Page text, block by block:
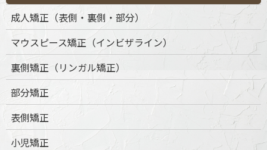
成人矯正（表側・裏側・部分）
マウスピース矯正（インビザライン）
裏側矯正（リンガル矯正）
部分矯正
表側矯正
小児矯正